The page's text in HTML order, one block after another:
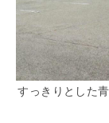
すっきりとした